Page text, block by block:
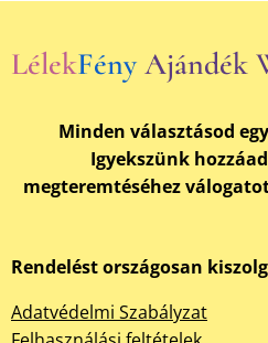
LélekFény Ajándék
Minden választásod
Igyekszünk
megteremtéséhez
Rendelést országosan
Adatvédelmi Szabályzat